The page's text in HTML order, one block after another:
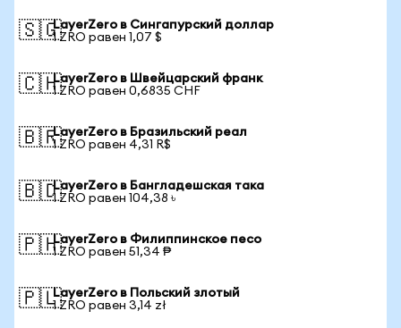
🇸🇬LayerZero в Сингапурский доллар
1 ZRO равен 1,07 $
🇨🇭LayerZero в Швейцарский франк
1 ZRO равен 0,6835 CHF
🇧🇷LayerZero в Бразильский реал
1 ZRO равен 4,31 R$
🇧🇩LayerZero в Бангладешская така
1 ZRO равен 104,38 ৳
🇵🇭LayerZero в Филиппинское песо
1 ZRO равен 51,34 ₱
🇵🇱LayerZero в Польский злотый
1 ZRO равен 3,14 zł